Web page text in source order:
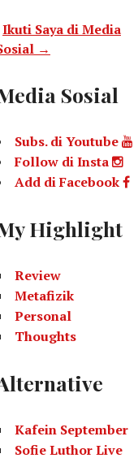
Ikuti Saya di Media
→
Sosial
Subs. di Youtube
Follow di Insta
Add di Facebook
Highlight
Review
Metafizik
Personal
Thoughts
Kafein September
Sofie Luthor Live